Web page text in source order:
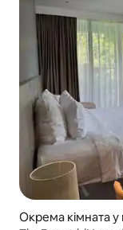
Окрема кімната у